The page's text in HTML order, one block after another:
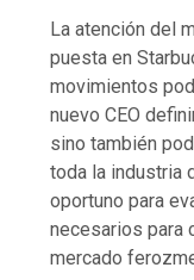
La atención del
puesta en
movimientos
nuevo CEO
sino también
toda la industria
oportuno para
necesarios para
mercado